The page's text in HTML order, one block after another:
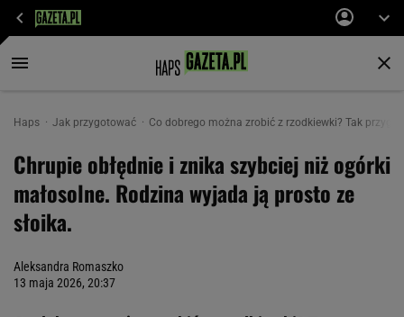
Haps Jak przygotować Co dobrego można zrobić z rzodkiewki? Tak
Chrupie obłędnie i znika szybciej niż ogórki
małosolne. Rodzina wyjada ją prosto ze
słoika.
Aleksandra Romaszko
13 maja 2026, 20:37